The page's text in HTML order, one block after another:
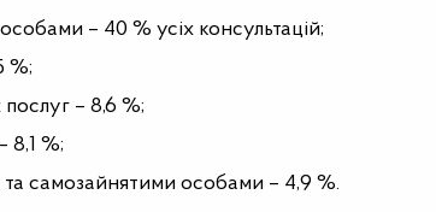
– 40 % усіх консультацій;
%;
– 8,6 %;
8,1 %;
та самозайнятими особами – 4,9 %.